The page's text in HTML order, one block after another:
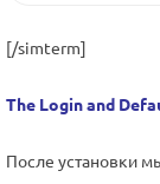
[/simterm]
The Login and
После установки